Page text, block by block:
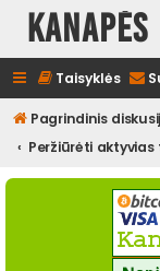
Taisyklės
Pagrindinis
Peržiūrėti